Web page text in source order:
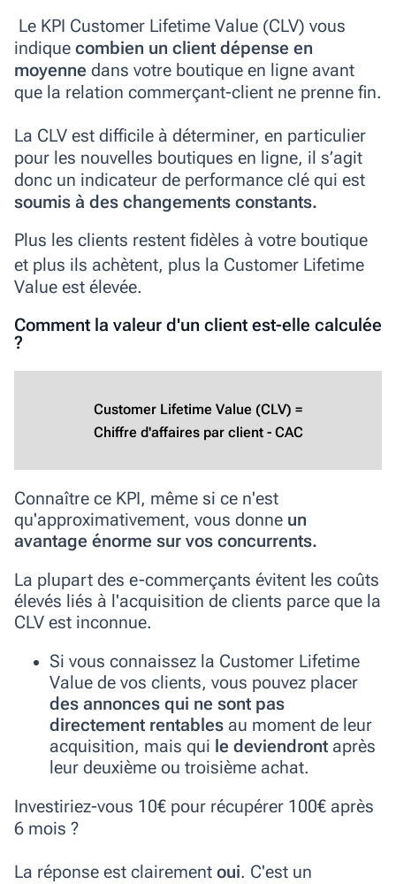
Le KPI Customer Lifetime Value (CLV) vous
indique combien un client dépense en
moyenne dans votre boutique en ligne avant
que la relation commerçant-client ne prenne fin.
La CLV est difficile à déterminer, en particulier
pour les nouvelles boutiques en ligne, il s’agit
donc un indicateur de performance clé qui est
soumis à des changements constants.
Plus les clients restent fidèles à votre boutique
et plus ils achètent, plus la Customer Lifetime
Value est élevée.
Comment la valeur d'un client est-elle calculée
?
Customer Lifetime Value (CLV) =
Chiffre d'affaires par client - CAC
Connaître ce KPI, même si ce n'est
qu'approximativement, vous donne un
avantage énorme sur vos concurrents.
La plupart des e-commerçants évitent les coûts
élevés liés à l'acquisition de clients parce que la
CLV est inconnue.
Si vous connaissez la Customer Lifetime
Value de vos clients, vous pouvez placer
des annonces qui ne sont pas
directement rentables au moment de leur
acquisition, mais qui le deviendront après
leur deuxième ou troisième achat.
Investiriez-vous 10€ pour récupérer 100€ après
6 mois ?
La réponse est clairement oui. C'est un